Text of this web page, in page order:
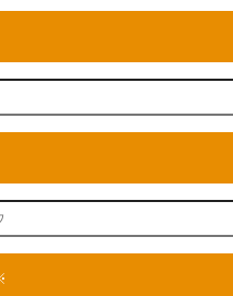
を1/8スケールで
たしましては、
として
ート」
ケース」がございます。